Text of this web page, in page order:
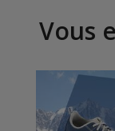
Vous